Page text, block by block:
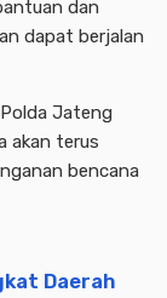
dan
dapat berjalan
Jateng
akan terus
bencana
Daerah